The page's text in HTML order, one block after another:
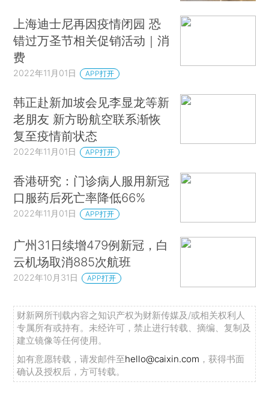
上海迪士尼再因疫情闭园 恐
错过万圣节相关促销活动｜消
费
2022年11月01日 APP打开
韩正赴新加坡会见李显龙等新
老朋友 新方盼航空联系渐恢
复至疫情前状态
2022年11月01日 APP打开
香港研究：门诊病人服用新冠
口服药后死亡率降低66%
2022年11月01日 APP打开
广州31日续增479例新冠，白
云机场取消885次航班
2022年10月31日 APP打开
财新网所刊载内容之知识产权为财新传媒及/或相关权利人
专属所有或持有。未经许可，禁止进行转载、摘编、复制及
建立镜像等任何使用。
如有意愿转载，请发邮件至hello@caixin.com ，获得书面
确认及授权后，方可转载。